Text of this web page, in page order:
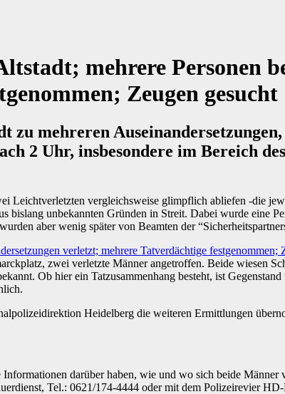
mehrere Personen
Zeugen gesucht
mehreren
2 Uhr, insbesondere im Bereich
Leichtverletzten vergleichsweise glimpflich abliefen -die
unbekannten Gründen in Streit. Dabei wurde eine
aber wenig später von Beamten der
zwei verletzte Männer angetroffen. Beide wiesen
Ob hier ein Tatzusammenhang besteht, ist
Heidelberg die weiteren Ermittlungen
darüber haben, wie und wo sich beide Männer
Tel.: 0621/174-4444 oder mit dem Polizeirevier